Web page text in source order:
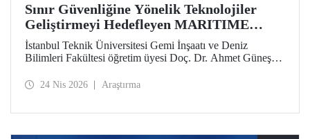
Sınır Güvenliğine Yönelik Teknolojiler
Geliştirmeyi Hedefleyen MARITIME
Projesine AB’den Destek
İstanbul Teknik Üniversitesi Gemi İnşaatı ve Deniz
Bilimleri Fakültesi öğretim üyesi Doç. Dr. Ahmet Güneş’in
Avrupa Programı kapsamında destek almaya hak kazandı.
24 Nis 2026 Araştırma